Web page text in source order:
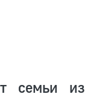
семьи из